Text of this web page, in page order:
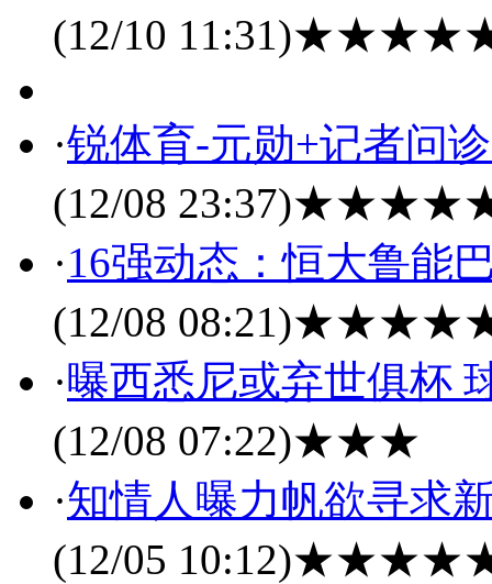
(12/10 11:31)
·锐体育-元勋+记者问
(12/08 23:37)
·16强动态：恒大鲁能
(12/08 08:21)
·曝西悉尼或弃世俱杯
(12/08 07:22)★★★
·知情人曝力帆欲寻求
(12/05 10:12)